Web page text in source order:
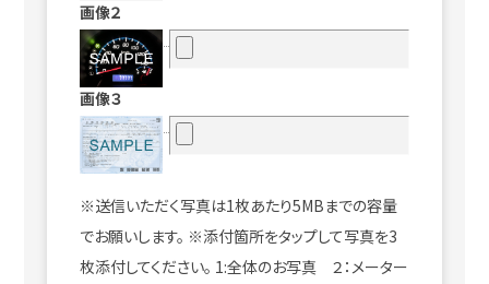
画像２
画像３
※送信いただく写真は1枚あたり5MBまでの容量
でお願いします。 ※添付箇所をタップして写真を3
枚添付してください。 1:全体のお写真 ２：メーター